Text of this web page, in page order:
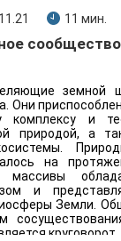
11 мин.
сообщество
земной
Они
комплексу и
природой, а
на
массивы
и
Земли.
круговорот…